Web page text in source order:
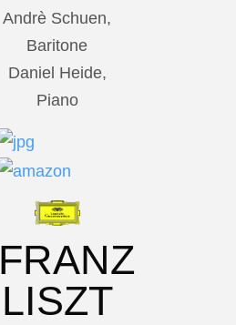
Andrè Schuen,
Baritone
Daniel Heide,
Piano
FRANZ
LISZT